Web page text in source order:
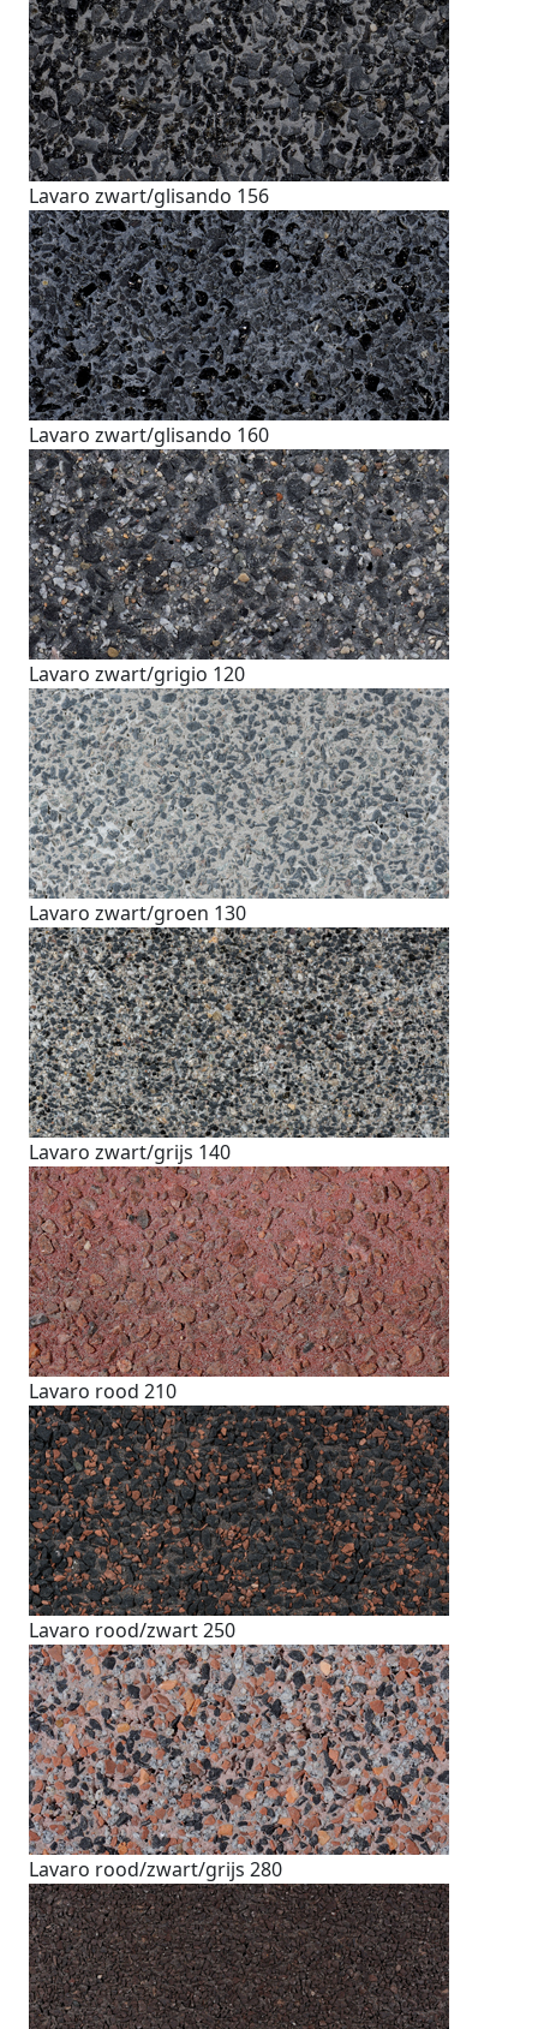
Lavaro zwart/glisando 156
Lavaro zwart/glisando 160
Lavaro zwart/grigio 120
Lavaro zwart/groen 130
Lavaro zwart/grijs 140
Lavaro rood 210
Lavaro rood/zwart 250
Lavaro rood/zwart/grijs 280